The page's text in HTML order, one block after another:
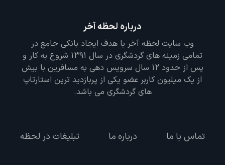
درباره لحظه آخر
وب سایت لحظه آخر با هدف ایجاد بانکی جامع در
تمامی زمینه های گردشگری در سال 1391 شروع به کار و
پس از حدود 12 سال سرویس دهی به مسافرین با بیش
از یک میلیون کاربر عضو یکی از پربازدید ترین استارتاپ
های گردشگری می باشد.
تماس با ما درباره ما تبلیغات در لحظه